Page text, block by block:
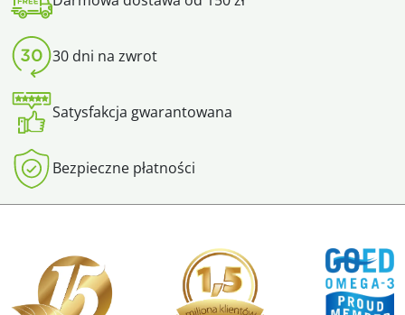
30 dni na zwrot
Satysfakcja gwarantowana
Bezpieczne płatności